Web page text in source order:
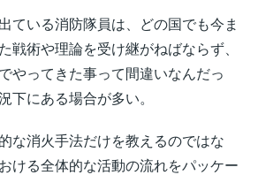
ている消防隊員は、どの国でも今ま
戦術や理論を受け継がねばならず、
やってきた事って間違いなんだっ
下にある場合が多い。
な消火手法だけを教えるのではな
ける全体的な活動の流れをパッケー